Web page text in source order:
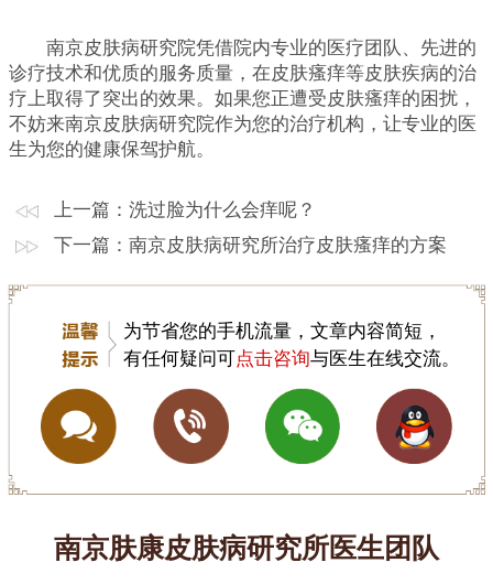
南京皮肤病研究院凭借院内专业的医疗团队、先进的
诊疗技术和优质的服务质量，在皮肤瘙痒等皮肤疾病的治
疗上取得了突出的效果。如果您正遭受皮肤瘙痒的困扰，
不妨来南京皮肤病研究院作为您的治疗机构，让专业的医
生为您的健康保驾护航。
上一篇： 洗过脸为什么会痒呢？
下一篇： 南京皮肤病研究所治疗皮肤瘙痒的方案
为节省您的手机流量，文章内容简短，
有任何疑问可点击咨询与医生在线交流。
南京肤康皮肤病研究所医生团队